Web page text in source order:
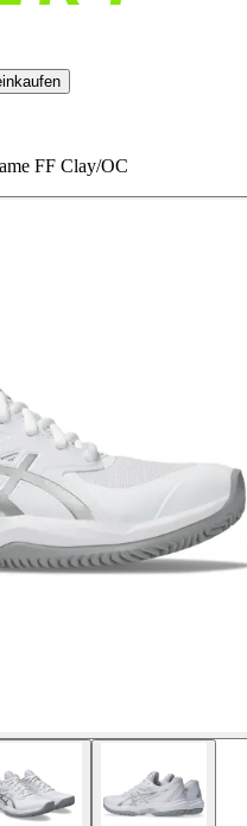
FF Clay/OC